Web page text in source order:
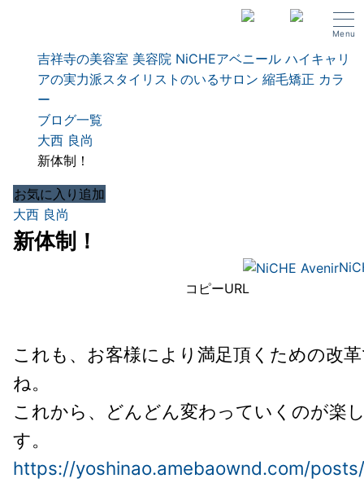
Menu
吉祥寺の美容室 美容院 NiCHEアベニール ハイキャリ
アの実力派スタイリストのいるサロン 縮毛矯正 カラ
ー
ブログ一覧
大西 良尚
新体制！
お気に入り追加
大西 良尚
新体制！
コピーURL
これも、お客様により満足頂くための改
ね。
これから、どんどん変わっていくのが楽
す。
https://yoshinao.amebaownd.com/